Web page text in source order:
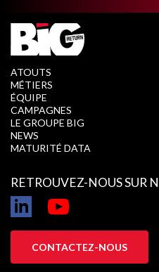
ATOUTS
MÉTIERS
ÉQUIPE
CAMPAGNES
LE GROUPE BIG
NEWS
MATURITÉ DATA
RETROUVEZ-NOUS SUR
CONTACTEZ-NOUS